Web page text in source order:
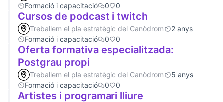
Formació i capacitació
0 0
Cursos de podcast i twitch
Treballem el pla estratègic del Canòdrom
2 anys
Formació i capacitació
0 0
Oferta formativa especialitzada:
Postgrau propi
Treballem el pla estratègic del Canòdrom
5 anys
Formació i capacitació
0 0
Artistes i programari lliure